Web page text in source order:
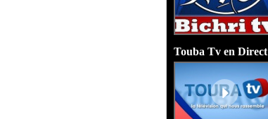
Touba Tv en Direct